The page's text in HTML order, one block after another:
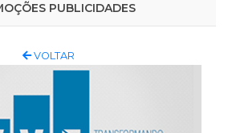
PUBLICIDADES
VOLTAR